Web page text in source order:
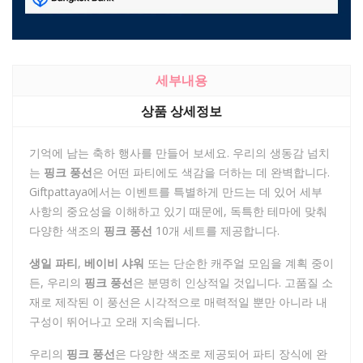
세부내용
상품 상세정보
기억에 남는 축하 행사를 만들어 보세요. 우리의 생동감 넘치
는 핑크 풍선은 어떤 파티에도 색감을 더하는 데 완벽합니다.
Giftpattaya에서는 이벤트를 특별하게 만드는 데 있어 세부
사항의 중요성을 이해하고 있기 때문에, 독특한 테마에 맞춰
다양한 색조의 핑크 풍선 10개 세트를 제공합니다.
생일 파티, 베이비 샤워 또는 단순한 캐주얼 모임을 계획 중이
든, 우리의 핑크 풍선은 분명히 인상적일 것입니다. 고품질 소
재로 제작된 이 풍선은 시각적으로 매력적일 뿐만 아니라 내
구성이 뛰어나고 오래 지속됩니다.
우리의 핑크 풍선은 다양한 색조로 제공되어 파티 장식에 완